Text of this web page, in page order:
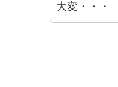
大変・・・